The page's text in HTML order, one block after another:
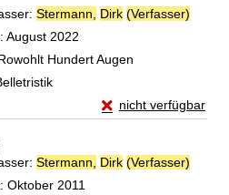
Stermann, Dirk (Verfasser)
August 2022
Hundert Augen
nicht verfügbar
Exemplar-Details
Stermann, Dirk (Verfasser)
Oktober 2011